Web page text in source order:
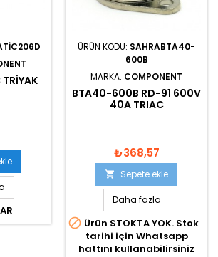
ÜRÜN KODU: SAHRABTA40-
600B
MARKA: COMPONENT
BTA40-600B RD-91 600V
40A TRIAC
₺368,57
 Sepete ekle
Daha fazla
 Ürün STOKTA YOK. Stok
tarihi için Whatsapp
hattını kullanabilirsiniz